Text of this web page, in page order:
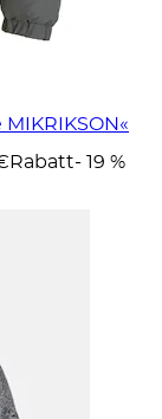
Rabatt- 19 %